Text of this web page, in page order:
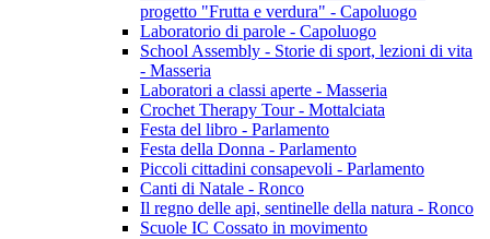
progetto "Frutta e verdura" - Capoluogo
Laboratorio di parole - Capoluogo
School Assembly - Storie di sport, lezioni di vita
- Masseria
Laboratori a classi aperte - Masseria
Crochet Therapy Tour - Mottalciata
Festa del libro - Parlamento
Festa della Donna - Parlamento
Piccoli cittadini consapevoli - Parlamento
Canti di Natale - Ronco
Il regno delle api, sentinelle della natura - Ronco
Scuole IC Cossato in movimento